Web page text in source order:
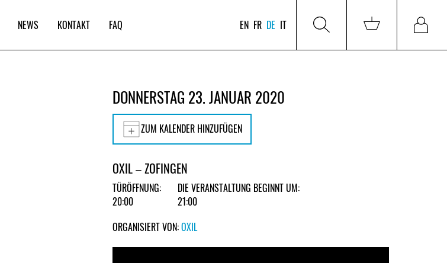
NEWS KONTAKT FAQ EN FR DE IT
DONNERSTAG 23. JANUAR 2020
ZUM KALENDER HINZUFÜGEN
OXIL – ZOFINGEN
TÜRÖFFNUNG:
20:00
DIE VERANSTALTUNG BEGINNT UM:
21:00
ORGANISIERT VON:OXIL